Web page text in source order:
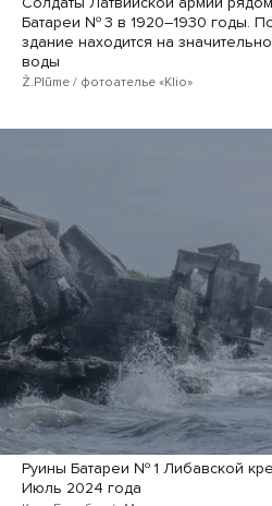
Батареи № 3 в 1920–1930 годы.
здание находится на
воды
Ž.Plūme / фотоателье «Klio»
Руины Батареи № 1 Либавской
Июль 2024 года